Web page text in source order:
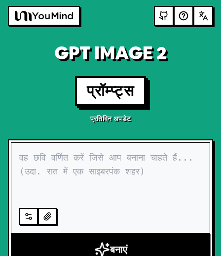
GPT IMAGE 2
प्रॉम्प्ट्स
प्रतिदिन अपडेट
बनाएं